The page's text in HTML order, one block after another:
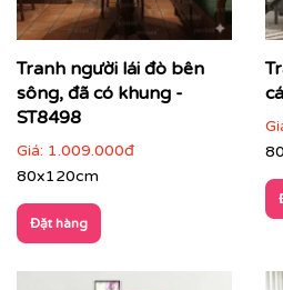
Tranh người lái đò bên
sông, đã có khung -
ST8498
Giá: 1.009.000đ
80x120cm
Đặt hàng